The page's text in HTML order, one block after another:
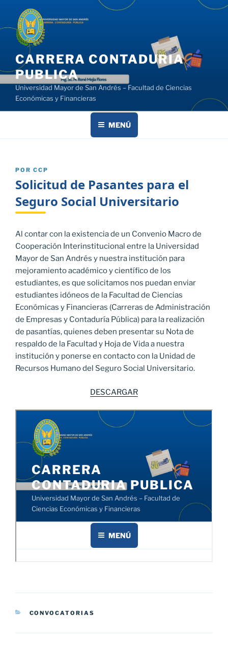
contenido
CARRERA CONTADURIA
PUBLICA
Universidad Mayor de San Andrés – Facultad de Ciencias
Económicas y Financieras
MENÚ
PUBLICADO
POR CCP
Solicitud de Pasantes para el
Seguro Social Universitario
Al contar con la existencia de un Convenio Macro de
Cooperación Interinstitucional entre la Universidad
Mayor de San Andrés y nuestra institución para
mejoramiento académico y científico de los
estudiantes, es que solicitamos nos puedan enviar
estudiantes idóneos de la Facultad de Ciencias
Económicas y Financieras (Carreras de Administración
de Empresas y Contaduría Pública) para la realización
de pasantías, quienes deben presentar su Nota de
respaldo de la Facultad y Hoja de Vida a nuestra
institución y ponerse en contacto con la Unidad de
Recursos Humano del Seguro Social Universitario.
DESCARGAR
CATEGORÍAS
CONVOCATORIAS